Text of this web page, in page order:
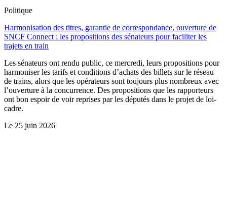
Politique
Harmonisation des titres, garantie de correspondance, ouverture de
SNCF Connect : les propositions des sénateurs pour faciliter les
trajets en train
Les sénateurs ont rendu public, ce mercredi, leurs propositions pour
harmoniser les tarifs et conditions d’achats des billets sur le réseau
de trains, alors que les opérateurs sont toujours plus nombreux avec
l’ouverture à la concurrence. Des propositions que les rapporteurs
ont bon espoir de voir reprises par les députés dans le projet de loi-
cadre.
Le 25 juin 2026